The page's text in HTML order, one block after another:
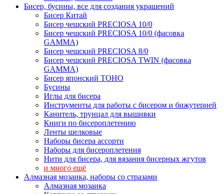
Бисер, бусины, все для создания украшений
Бисер Китай
Бисер чешский PRECIOSA 10/0
Бисер чешский PRECIOSA 10/0 (фасовка
GAMMA)
Бисер чешский PRECIOSA 8/0
Бисер чешский PRECIOSA TWIN (фасовка
GAMMA)
Бисер японский TOHO
Бусины
Иглы для бисера
Инструменты для работы с бисером и бижутерией
Канитель, трунцал для вышивки
Книги по бисероплетению
Ленты шелковые
Наборы бисера ассорти
Наборы для бисероплетения
Нити для бисера, для вязания бисерных жгутов
и много ещё
Алмазная мозаика, наборы со стразами
Алмазная мозаика